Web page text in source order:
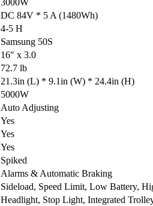
3000W
DC 84V * 5 A (1480Wh)
4-5 H
Samsung 50S
16″ x 3.0
72.7 lb
21.3in (L) * 9.1in (W) * 24.4in (H)
5000W
Auto Adjusting
Yes
Yes
Yes
Spiked
Alarms & Automatic Braking
Sideload, Speed Limit, Low Battery,
Headlight, Stop Light, Integrated